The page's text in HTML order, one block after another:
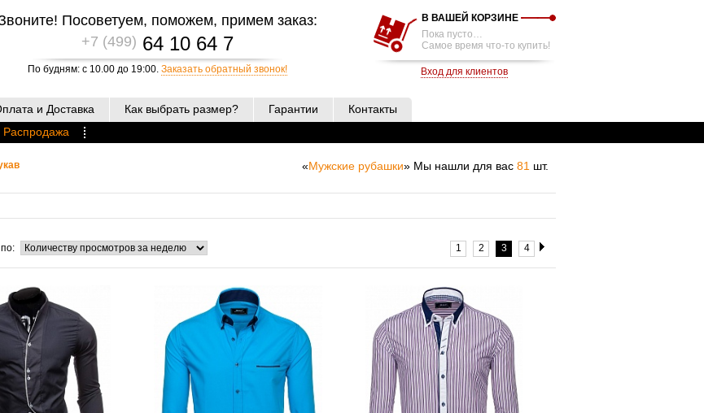
Посоветуем, поможем, примем заказ:
+7 (499) 64 10 64 7
По будням: с 10.00 до 19:00. Заказать обратный звонок!
В ВАШЕЙ КОРЗИНЕ
Пока пусто…
Самое время что-то купить!
Вход для клиентов
и Доставка Как выбрать размер? Гарантии
Контакты
Распродажа
«Мужские рубашки» Мы нашли для вас 81 шт.
1 2 3 4